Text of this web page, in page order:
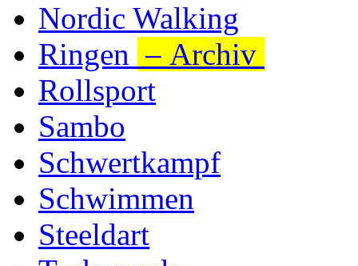
Nordic Walking
Ringen – Archiv
Rollsport
Sambo
Schwertkampf
Schwimmen
Steeldart